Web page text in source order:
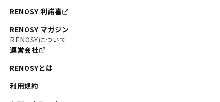
RENOSY 利諾喜
RENOSY マガジン
RENOSYについて
運営会社
RENOSYとは
利用規約